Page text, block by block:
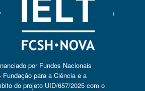
por Fundos Nacionais
para a Ciência e a
do projeto UID/657/2025 com o